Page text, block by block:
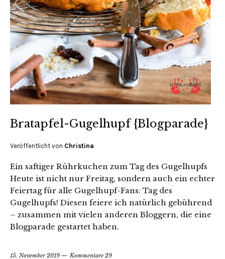
Bratapfel-Gugelhupf {Blogparade}
Veröffentlicht von Christina
Ein saftiger Rührkuchen zum Tag des Gugelhupfs
Heute ist nicht nur Freitag, sondern auch ein echter
Feiertag für alle Gugelhupf-Fans: Tag des
Gugelhupfs! Diesen feiere ich natürlich gebührend
– zusammen mit vielen anderen Bloggern, die eine
Blogparade gestartet haben.
15. November 2019 Kommentare 29